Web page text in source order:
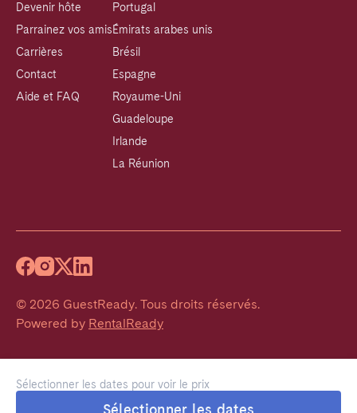
Sélectionner les dates pour voir le prix
Sélectionner les dates
Devenir hôte
Parrainez vos amis
Carrières
Contact
Aide et FAQ
Portugal
Émirats arabes unis
Brésil
Espagne
Royaume-Uni
Guadeloupe
Irlande
La Réunion
© 2026 GuestReady. Tous droits réservés.
Powered by RentalReady